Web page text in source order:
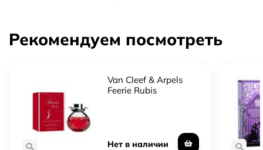
Рекомендуем посмотреть
Van Cleef & Arpels
Feerie Rubis
Нет в наличии